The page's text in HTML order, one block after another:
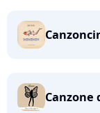
Canzone